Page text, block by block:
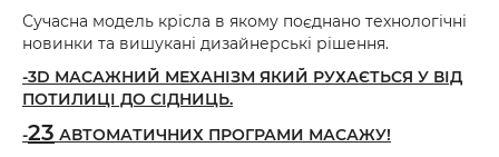
Сучасна модель крісла в якому поєднано технологічні
новинки та вишукані дизайнерські рішення.
-3D МАСАЖНИЙ МЕХАНІЗМ ЯКИЙ РУХАЄТЬСЯ У ВІД
ПОТИЛИЦІ ДО СІДНИЦЬ.
-23 АВТОМАТИЧНИХ ПРОГРАМИ МАСАЖУ!